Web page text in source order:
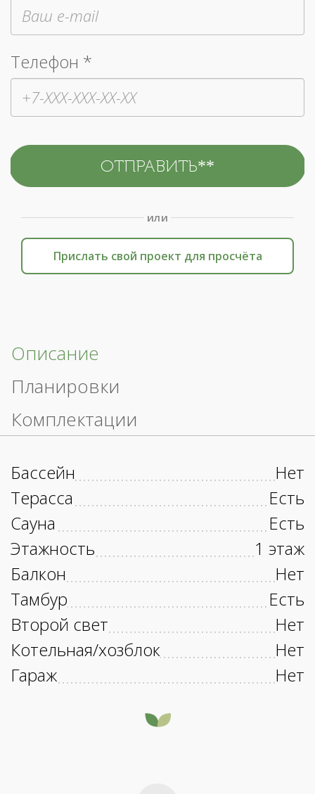
Телефон *
или
Прислать свой проект для просчёта
Описание
Планировки
Комплектации
Бассейн
Нет
Терасса
Есть
Сауна
Есть
Этажность
1 этаж
Балкон
Нет
Тамбур
Есть
Второй свет
Нет
Котельная/хозблок
Нет
Гараж
Нет